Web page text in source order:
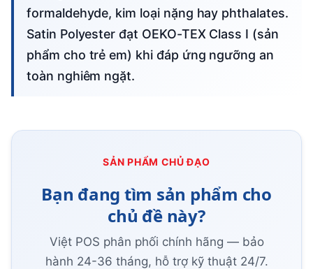
formaldehyde, kim loại nặng hay phthalates.
Satin Polyester đạt OEKO-TEX Class I (sản
phẩm cho trẻ em) khi đáp ứng ngưỡng an
toàn nghiêm ngặt.
SẢN PHẨM CHỦ ĐẠO
Bạn đang tìm sản phẩm cho
chủ đề này?
Việt POS phân phối chính hãng — bảo
hành 24-36 tháng, hỗ trợ kỹ thuật 24/7.